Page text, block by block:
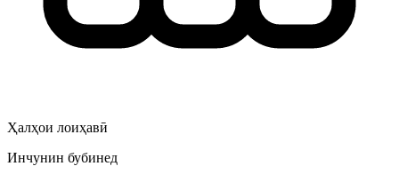
Ҳалҳои лоиҳавӣ
Инчунин бубинед